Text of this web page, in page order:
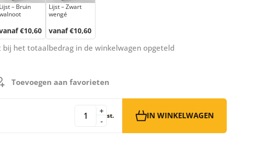
Lijst – Bruin
€10,60
Lijst – Zwart
wengé
vanaf €10,60
bij het totaalbedrag in de winkelwagen opgeteld
Toevoegen aan favorieten
-
+ st. IN WINKELWAGEN